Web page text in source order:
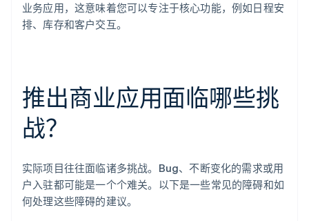
业务应用，这意味着您可以专注于核心功能，例如日程安
排、库存和客户交互。
推出商业应用面临哪些挑
战？
实际项目往往面临诸多挑战。Bug、不断变化的需求或用
户入驻都可能是一个个难关。以下是一些常见的障碍和如
何处理这些障碍的建议。